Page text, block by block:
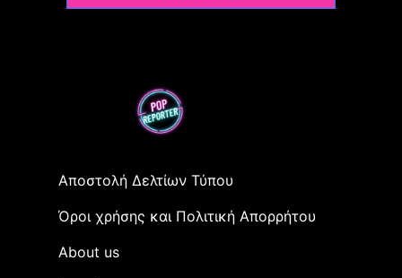
Αποστολή Δελτίων Τύπου
Όροι χρήσης και Πολιτική Απορρήτου
Αbout us